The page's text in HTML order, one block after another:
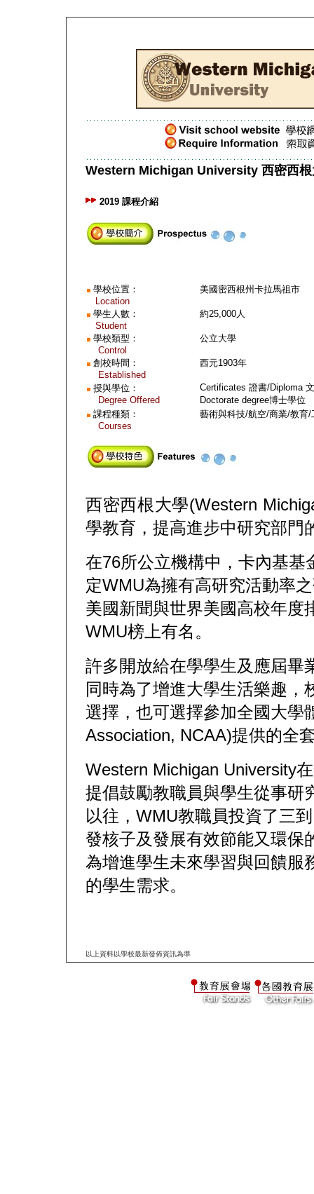
Western Michigan University 西密西
2019 課程介紹
學校位置：
Location
美國密西根州卡拉馬祖市
學生人數：
Student
約25,000人
學校類型：
Control
公立大學
創校時間：
Established
西元1903年
授與學位：
Degree Offered
Certificates 證書/Diploma
Doctorate degree博士學位
課程種類：
Courses
藝術與科技/航空/商業/教育/
西密西根大學(Western
學教育，提高進步中研究部門
在76所公立機構中，卡內基基
定WMU為擁有高研究活動率
美國新聞與世界美國高校年度
WMU榜上有名。
許多開放給在學學生及應屆畢
同時為了增進大學生活樂趣，
選擇，也可選擇參加全國大學
Association, NCAA)提供的全
Western Michigan University
提倡鼓勵教職員與學生從事研
以往，WMU教職員投資了三
發核子及發展有效節能又環保
為增進學生未來學習與回饋服
的學生需求。
以上資料以學校最新發佈資訊為準